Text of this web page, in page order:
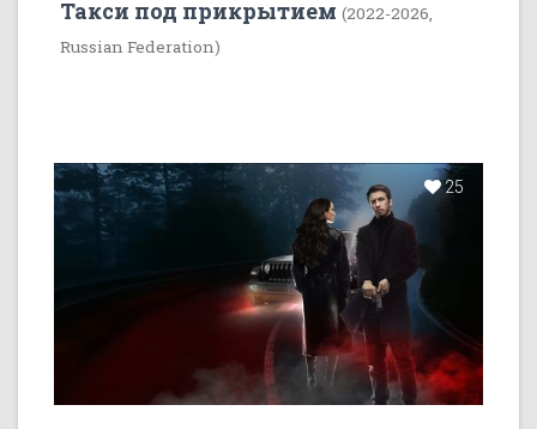
Такси под прикрытием (2022-2026,
Russian Federation)
25